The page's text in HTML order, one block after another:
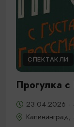
СПЕКТАКЛИ
Прогулка с
23.04.2026
Калининград,